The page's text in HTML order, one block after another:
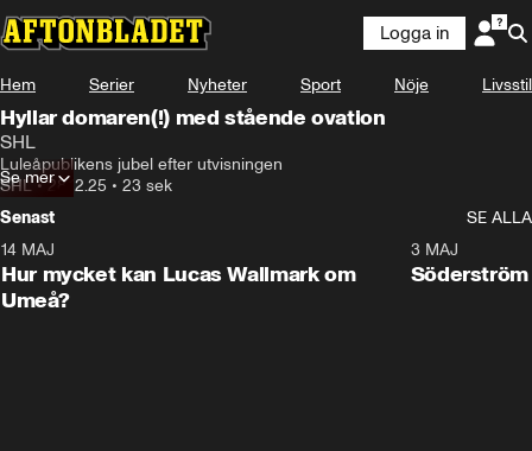
Logga in
Hem Serier Nyheter Sport Nöje Livsstil
Hyllar domaren(!) med stående ovation
SHL
Luleåpublikens jubel efter utvisningen
SHL•28.12.25 • 23 sek
Se mer
Senast
SE ALLA
Plus
14 MAJ
Hur mycket kan Lucas Wallmark om
Umeå?
3 MAJ